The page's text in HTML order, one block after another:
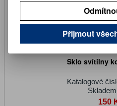
Sklo svítilny
Katalogové
150
Přijmout